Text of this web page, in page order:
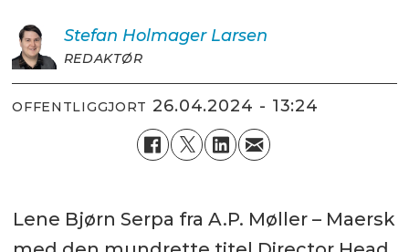
Stefan Holmager Larsen
REDAKTØR
OFFENTLIGGJORT 26.04.2024 - 13:24
Lene Bjørn Serpa fra A.P. Møller – Maersk